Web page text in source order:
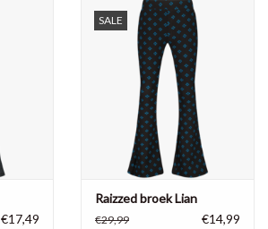
€17,49
SALE
Raizzed broek Lian
€29,99 €14,99